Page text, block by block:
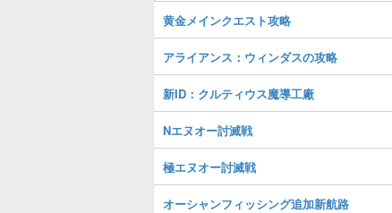
黄金メインクエスト攻略
アライアンス：ウィンダスの攻略
新ID：クルティウス魔導工廠
Nエヌオー討滅戦
極エヌオー討滅戦
オーシャンフィッシング追加新航路